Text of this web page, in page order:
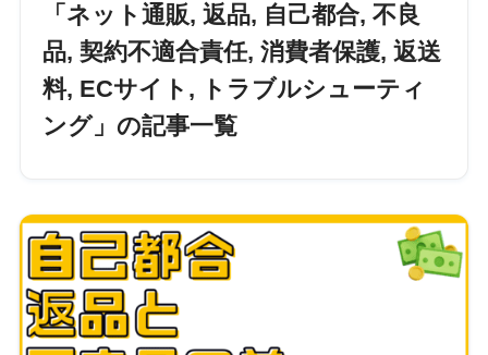
「ネット通販, 返品, 自己都合, 不良
品, 契約不適合責任, 消費者保護, 返送
料, ECサイト, トラブルシューティ
ング」の記事一覧